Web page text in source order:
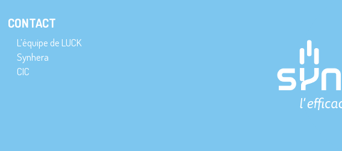
CONTACT
L’équipe de LUCK
Synhera
CIC